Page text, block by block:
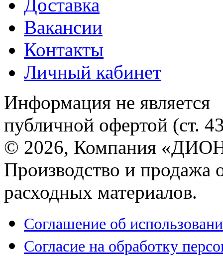
Доставка
Вакансии
Контакты
Личный кабинет
Информация не является
публичной офертой (ст.
© 2026, Компания
Производство и продажа
расходных материалов.
Соглашение об
Согласие на обработку